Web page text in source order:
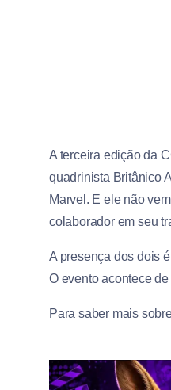
A terceira edição da
quadrinista Britânico
Marvel. E ele não
colaborador em seu
A presença dos dois
O evento acontece
Para saber mais